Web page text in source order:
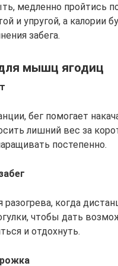
медленно пройтись
и упругой, а калории
забега.
мышц ягодиц
бег помогает
лишний вес за
постепенно.
когда
чтобы дать
и отдохнуть.